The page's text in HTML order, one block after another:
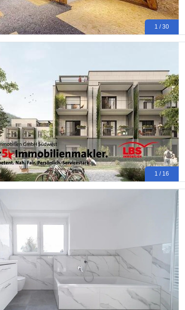
1 / 30
1 / 16